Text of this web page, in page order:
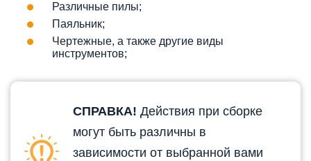
Различные пилы;
Паяльник;
Чертежные, а также другие виды
инструментов;
СПРАВКА! Действия при сборке
могут быть различны в
зависимости от выбранной вами